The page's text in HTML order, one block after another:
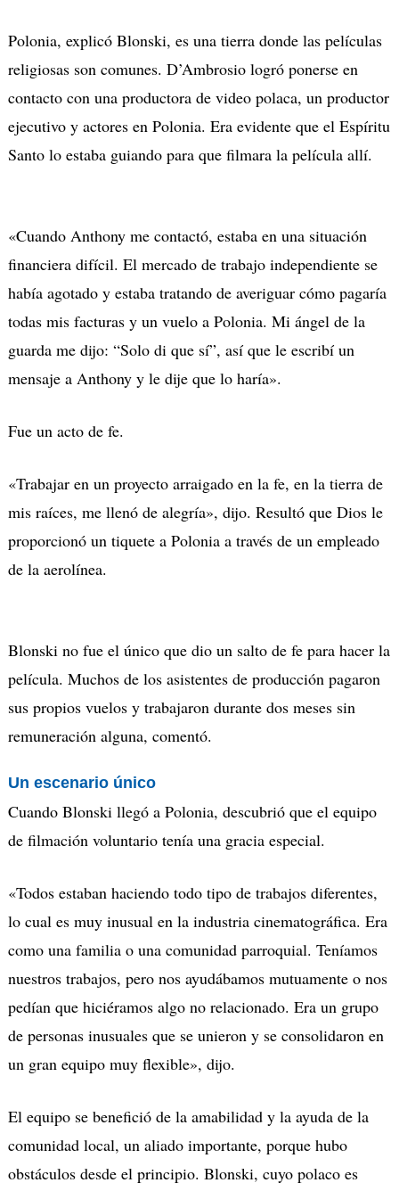
Polonia, explicó Blonski, es una tierra donde las películas
religiosas son comunes. D’Ambrosio logró ponerse en
contacto con una productora de video polaca, un productor
ejecutivo y actores en Polonia. Era evidente que el Espíritu
Santo lo estaba guiando para que filmara la película allí.
«Cuando Anthony me contactó, estaba en una situación
financiera difícil. El mercado de trabajo independiente se
había agotado y estaba tratando de averiguar cómo pagaría
todas mis facturas y un vuelo a Polonia. Mi ángel de la
guarda me dijo: “Solo di que sí”, así que le escribí un
mensaje a Anthony y le dije que lo haría».
Fue un acto de fe.
«Trabajar en un proyecto arraigado en la fe, en la tierra de
mis raíces, me llenó de alegría», dijo. Resultó que Dios le
proporcionó un tiquete a Polonia a través de un empleado
de la aerolínea.
Blonski no fue el único que dio un salto de fe para hacer la
película. Muchos de los asistentes de producción pagaron
sus propios vuelos y trabajaron durante dos meses sin
remuneración alguna, comentó.
Un escenario único
Cuando Blonski llegó a Polonia, descubrió que el equipo
de filmación voluntario tenía una gracia especial.
«Todos estaban haciendo todo tipo de trabajos diferentes,
lo cual es muy inusual en la industria cinematográfica. Era
como una familia o una comunidad parroquial. Teníamos
nuestros trabajos, pero nos ayudábamos mutuamente o nos
pedían que hiciéramos algo no relacionado. Era un grupo
de personas inusuales que se unieron y se consolidaron en
un gran equipo muy flexible», dijo.
El equipo se benefició de la amabilidad y la ayuda de la
comunidad local, un aliado importante, porque hubo
obstáculos desde el principio. Blonski, cuyo polaco es